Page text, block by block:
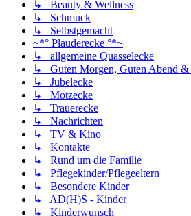
↳ Beauty & Wellness
↳ Schmuck
↳ Selbstgemacht
~*° Plauderecke °*~
↳ allgemeine Quasselecke
↳ Guten Morgen, Guten Abend &
↳ Jubelecke
↳ Motzecke
↳ Trauerecke
↳ Nachrichten
↳ TV & Kino
↳ Kontakte
↳ Rund um die Familie
↳ Pflegekinder/Pflegeeltern
↳ Besondere Kinder
↳ AD(H)S - Kinder
↳ Kinderwunsch